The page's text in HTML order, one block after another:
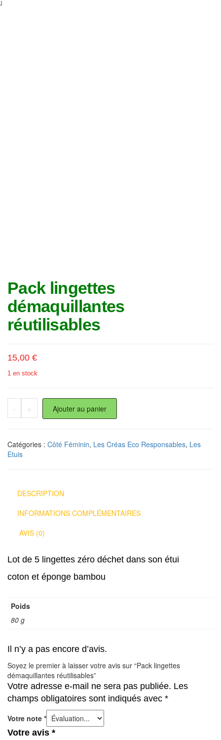
Pack lingettes
démaquillantes
réutilisables
15,00 €
1 en stock
- quantité de Pack lingettes démaquillantes réutilisables
+ Ajouter au panier
Catégories : Côté Féminin, Les Créas Eco Responsables, Les
Etuis
DESCRIPTION
INFORMATIONS COMPLÉMENTAIRES
AVIS (0)
Lot de 5 lingettes zéro déchet dans son étui
coton et éponge bambou
Poids
80 g
Il n’y a pas encore d’avis.
Soyez le premier à laisser votre avis sur “Pack lingettes
démaquillantes réutilisables”
Votre adresse e-mail ne sera pas publiée. Les
champs obligatoires sont indiqués avec *
Votre note *
Votre avis *